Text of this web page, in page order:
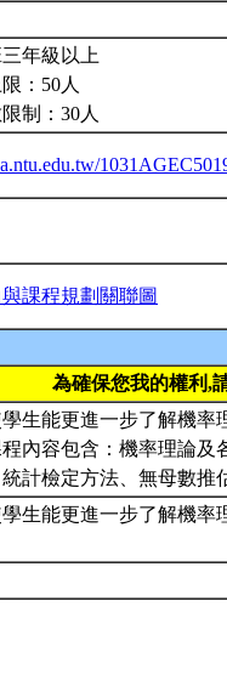
年級以上
：50人
制：30人
課程規劃關聯圖
為確保您我的權利,
生能更進一步了解機率
內容包含：機率理論
計檢定方法、無母數
生能更進一步了解機率